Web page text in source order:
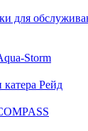
для
Storm
Рейд